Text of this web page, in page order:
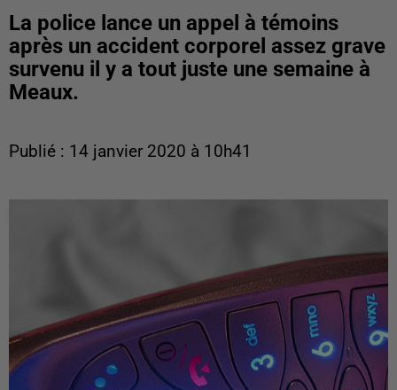
La police lance un appel à témoins
après un accident corporel assez grave
survenu il y a tout juste une semaine à
Meaux.
Publié : 14 janvier 2020 à 10h41